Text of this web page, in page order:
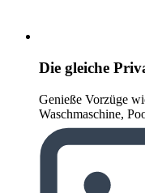
Die gleiche
Genieße Vorzüge
Waschmaschine,